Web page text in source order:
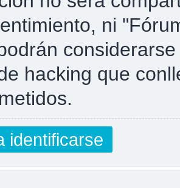
ni
hacking que
identificarse